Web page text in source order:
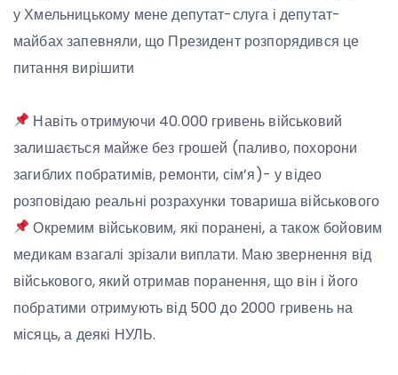
у Хмельницькому мене депутат-слуга і депутат-
майбах запевняли, що Президент розпорядився це
питання вирішити
Навіть отримуючи 40.000 гривень військовий
залишається майже без грошей (паливо, похорони
загиблих побратимів, ремонти, сім’я)- у відео
розповідаю реальні розрахунки товариша військового
Окремим військовим, які поранені, а також бойовим
медикам взагалі зрізали виплати. Маю звернення від
військового, який отримав поранення, що він і його
побратими отримують від 500 до 2000 гривень на
місяць, а деякі НУЛЬ.